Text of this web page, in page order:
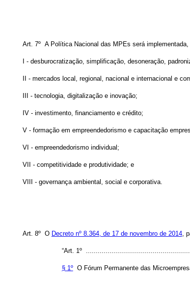
Art. 7º A Política Nacional das MPEs será
I - desburocratização, simplificação, desoneração,
II - mercados local, regional, nacional e internacional e
III - tecnologia, digitalização e inovação;
IV - investimento, financiamento e crédito;
V - formação em empreendedorismo e capacitação
VI - empreendedorismo individual;
VII - competitividade e produtividade; e
VIII - governança ambiental, social e corporativa.
Art. 8º O Decreto nº 8.364, de 17 de novembro de 2014,
“Art. 1º
§ 1ºO Fórum Permanente das